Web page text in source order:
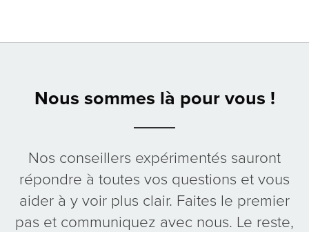
Nous sommes là pour vous !
Nos conseillers expérimentés sauront
répondre à toutes vos questions et vous
aider à y voir plus clair. Faites le premier
pas et communiquez avec nous. Le reste,